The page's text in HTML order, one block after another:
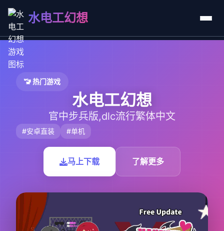
水电工幻想
🚾 热门游戏
水电工幻想
官中步兵版,dlc流行繁体中文
#安卓直装 #单机
马上下载 了解更多